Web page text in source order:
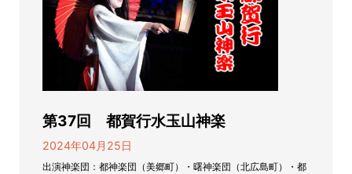
第37回 都賀行水玉山神楽
2024年04月25日
出演神楽団：都神楽団（美郷町）・曙神楽団（北広島町）・都